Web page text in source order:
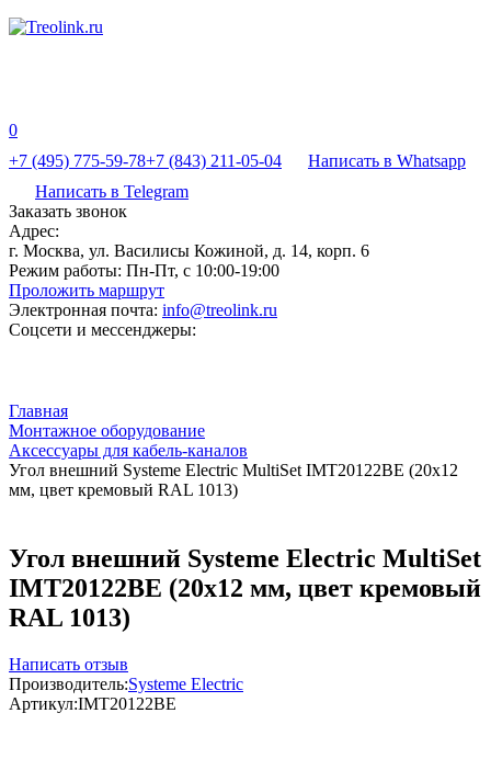
0
+7 (495) 775-59-78+7 (843) 211-05-04
Написать в Whatsapp
Написать в Telegram
Заказать звонок
Адрес:
г. Москва, ул. Василисы Кожиной, д. 14, корп. 6
Режим работы: Пн-Пт, с 10:00-19:00
Проложить маршрут
Электронная почта: info@treolink.ru
Соцсети и мессенджеры:
Главная
Монтажное оборудование
Аксессуары для кабель-каналов
Угол внешний Systeme Electric MultiSet IMT20122BE (20x12
мм, цвет кремовый RAL 1013)
Угол внешний Systeme Electric MultiSet
IMT20122BE (20x12 мм, цвет кремовый
RAL 1013)
Написать отзыв
Производитель:Systeme Electric
Артикул:IMT20122BE